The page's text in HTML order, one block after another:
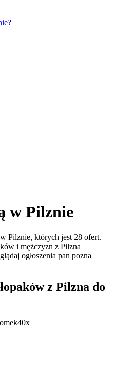
w Pilznie
Pilznie, których jest 28 ofert.
i mężczyzn z Pilzna
ogłoszenia pan pozna
z Pilzna do